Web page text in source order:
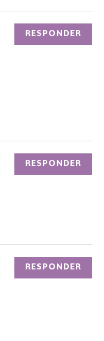
RESPONDER
RESPONDER
RESPONDER